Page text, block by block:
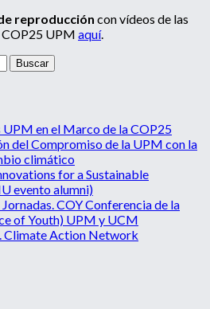
reproducción con vídeos de las
COP25 UPM aquí.
en el Marco de la COP25
del Compromiso de la UPM con la
climático
for a Sustainable
evento alumni)
COY Conferencia de la
of Youth) UPM y UCM
Climate Action Network